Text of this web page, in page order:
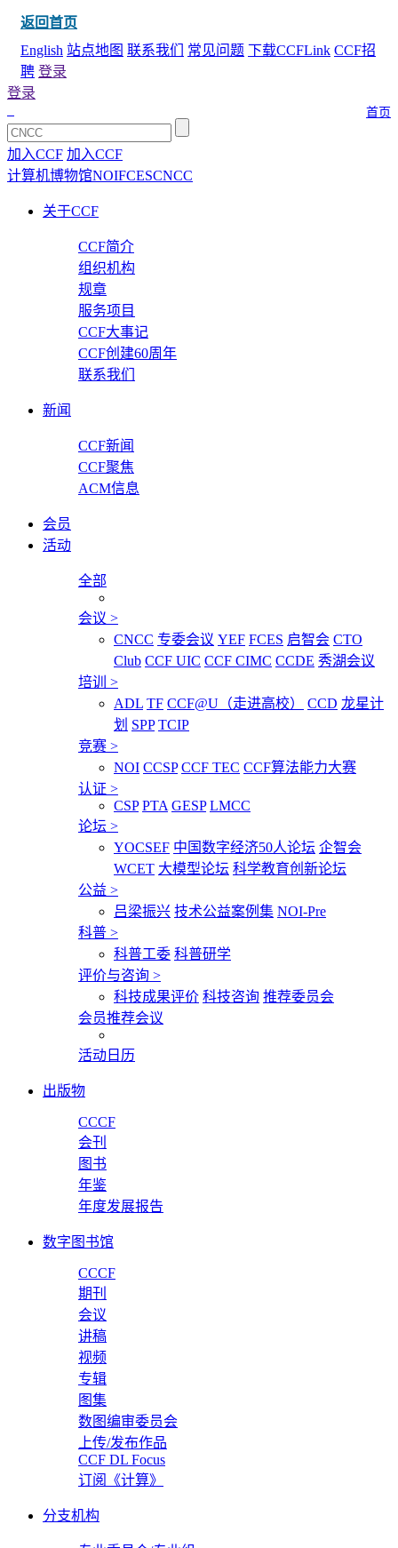
返回首页
English 站点地图 联系我们 常见问题 下载CCFLink CCF招
聘 登录
首页
登录
加入CCF 加入CCF
计算机博物馆NOIFCESCNCC
关于CCF
CCF简介
组织机构
规章
服务项目
CCF大事记
CCF创建60周年
联系我们
新闻
CCF新闻
CCF聚焦
ACM信息
会员
活动
全部
会议 >
CNCC 专委会议 YEF FCES 启智会 CTO
Club CCF UIC CCF CIMC CCDE 秀湖会议
培训 >
ADL TF CCF@U（走进高校） CCD 龙星计
划 SPP TCIP
竞赛 >
NOI CCSP CCF TEC CCF算法能力大赛
认证 >
CSP PTA GESP LMCC
论坛 >
YOCSEF 中国数字经济50人论坛 企智会
WCET 大模型论坛 科学教育创新论坛
公益 >
吕梁振兴 技术公益案例集 NOI-Pre
科普 >
科普工委 科普研学
评价与咨询 >
科技成果评价 科技咨询 推荐委员会
会员推荐会议
活动日历
出版物
CCCF
会刊
图书
年鉴
年度发展报告
数字图书馆
CCCF
期刊
会议
讲稿
视频
专辑
图集
数图编审委员会
上传/发布作品
CCF DL Focus
订阅《计算》
分支机构